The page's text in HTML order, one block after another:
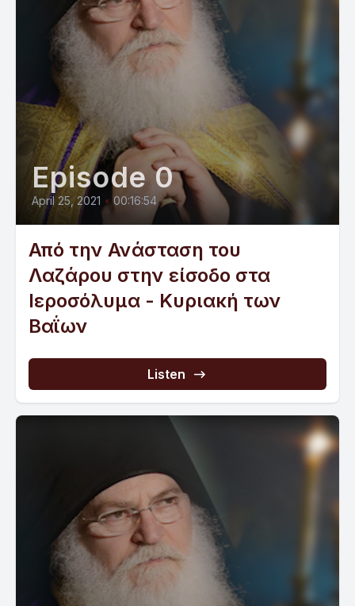
Episode 0
April 25, 2021 • 00:16:54
Από την Ανάσταση του
Λαζάρου στην είσοδο στα
Ιεροσόλυμα - Κυριακή των
Βαΐων
Listen